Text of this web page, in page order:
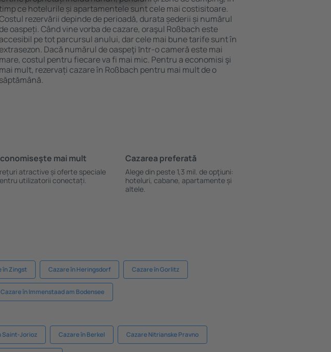
ce hotelurile și apartamentele sunt cele mai costisitoare.
rezervării depinde de perioadă, durata șederii și numărul
de oaspeți. Când vine vorba de cazare, oraşul Roßbach este
accesibil pe tot parcursul anului, dar cele mai bune tarife sunt în
extrasezon. Dacă numărul de oaspeţi ȋntr-o cameră este mai
mare, costul pentru fiecare va fi mai mic. Pentru a economisi şi
mai mult, rezervați cazare în Roßbach pentru mai mult de o
săptămână.
mai mult
atractive și oferte speciale
utilizatorii conectați.
Cazarea preferată
Alege din peste 1,3 mil. de opţiuni:
hoteluri, cabane, apartamente și
altele.
în Zingst Cazare în Heringsdorf Cazare în Gorlitz
Cazare în Immenstaad am Bodensee
Saint-Jorioz Cazare în Berkel Cazare Nitrianske Pravno